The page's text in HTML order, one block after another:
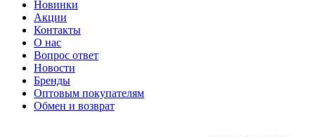
Новинки
Акции
Контакты
О нас
Вопрос ответ
Новости
Бренды
Оптовым покупателям
Обмен и возврат